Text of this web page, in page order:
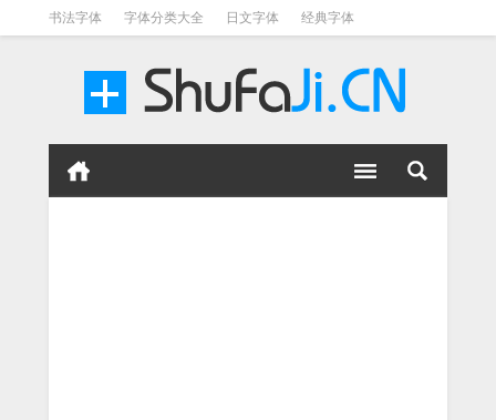
书法字体 字体分类大全 日文字体 经典字体